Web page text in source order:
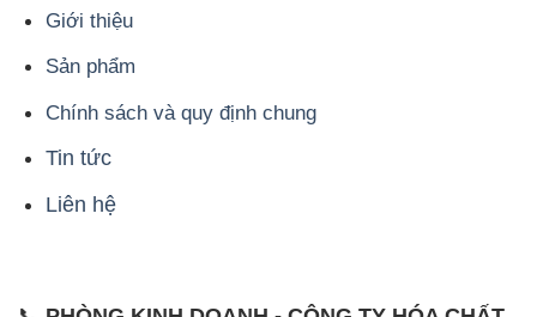
Giới thiệu
Sản phẩm
Chính sách và quy định chung
Tin tức
Liên hệ